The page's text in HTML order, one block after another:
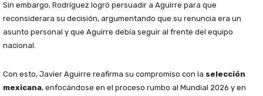
Sin embargo, Rodríguez logró persuadir a Aguirre para que
reconsiderara su decisión, argumentando que su renuncia era un
asunto personal y que Aguirre debía seguir al frente del equipo
nacional.
Con esto, Javier Aguirre reafirma su compromiso con la selección
mexicana, enfocándose en el proceso rumbo al Mundial 2026 y en